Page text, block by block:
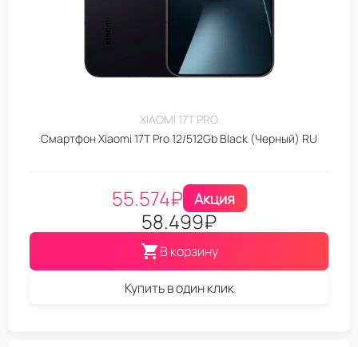
XIAOMI 17T PRO
Смартфон Xiaomi 17T Pro 12/512Gb Black (Черный) RU
55.574₽ Акция
58.499₽
В корзину
Купить в один клик